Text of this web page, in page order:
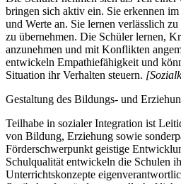
bringen sich aktiv ein. Sie erkennen
und Werte an. Sie lernen verlässlich
zu übernehmen. Die Schüler lernen,
anzunehmen und mit Konflikten
entwickeln Empathiefähigkeit und
Situation ihr Verhalten steuern.
Gestaltung des Bildungs- und
Teilhabe in sozialer Integration ist
von Bildung, Erziehung sowie
Förderschwerpunkt geistige
Schulqualität entwickeln die Schulen
Unterrichtskonzepte